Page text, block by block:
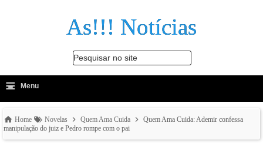
As!!! Notícias
Pesquisar no site
-
≡ Menu
Home Novelas Quem Ama Cuida
Quem Ama Cuida: Ademir confessa
manipulação do juiz e Pedro rompe com o pai